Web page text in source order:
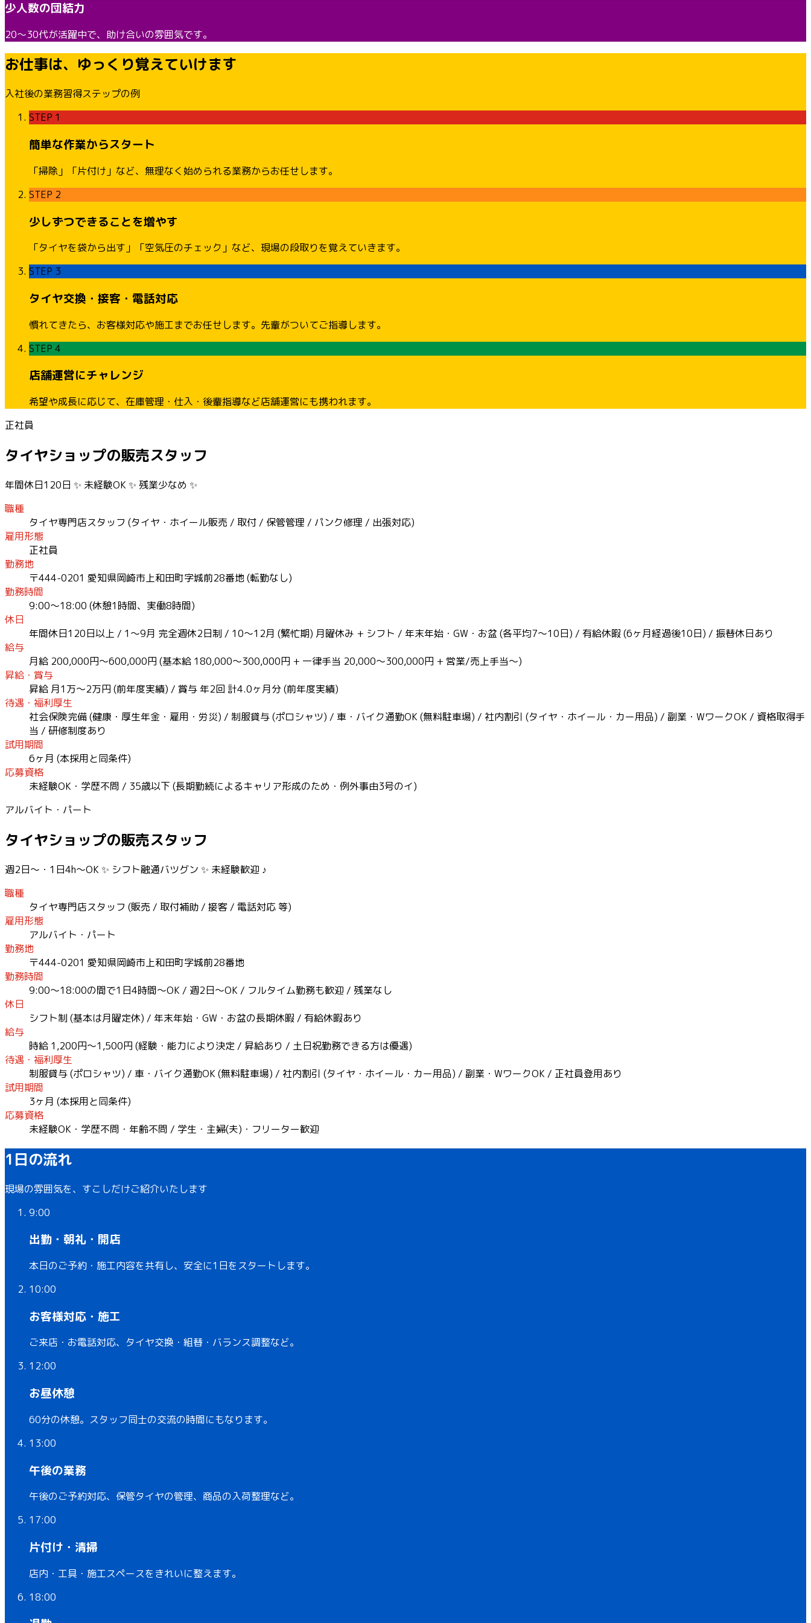
少人数の団結力
20〜30代が活躍中で、助け合いの雰囲気です。
お仕事は、ゆっくり覚えていけます
入社後の業務習得ステップの例
STEP 1
簡単な作業からスタート
「掃除」「片付け」など、無理なく始められる業務からお任せします。
STEP 2
少しずつできることを増やす
「タイヤを袋から出す」「空気圧のチェック」など、現場の段取りを覚えていきます。
STEP 3
タイヤ交換・接客・電話対応
慣れてきたら、お客様対応や施工までお任せします。先輩がついてご指導します。
STEP 4
店舗運営にチャレンジ
希望や成長に応じて、在庫管理・仕入・後輩指導など店舗運営にも携われます。
正社員
タイヤショップの販売スタッフ
年間休日120日 ✨ 未経験OK ✨ 残業少なめ ✨
職種
タイヤ専門店スタッフ (タイヤ・ホイール販売 / 取付 / 保管管理 / パンク修理 / 出張対応)
雇用形態
正社員
勤務地
〒444-0201 愛知県岡崎市上和田町字城前28番地 (転勤なし)
勤務時間
9:00〜18:00 (休憩1時間、実働8時間)
休日
年間休日120日以上 / 1〜9月 完全週休2日制 / 10〜12月 (繁忙期) 月曜休み + シフト / 年末年始・GW・お盆 (各平均7〜10日) / 有給休暇 (6ヶ月経過後10日) / 振替休日あり
給与
月給 200,000円〜600,000円 (基本給 180,000〜300,000円 + 一律手当 20,000〜300,000円 + 営業/売上手当〜)
昇給・賞与
昇給 月1万〜2万円 (前年度実績) / 賞与 年2回 計4.0ヶ月分 (前年度実績)
待遇・福利厚生
社会保険完備 (健康・厚生年金・雇用・労災) / 制服貸与 (ポロシャツ) / 車・バイク通勤OK (無料駐車場) / 社内割引 (タイヤ・ホイール・カー用品) / 副業・WワークOK / 資格取得手
当 / 研修制度あり
試用期間
6ヶ月 (本採用と同条件)
応募資格
未経験OK・学歴不問 / 35歳以下 (長期勤続によるキャリア形成のため・例外事由3号のイ)
アルバイト・パート
タイヤショップの販売スタッフ
週2日〜・1日4h〜OK ✨ シフト融通バツグン ✨ 未経験歓迎 ♪
職種
タイヤ専門店スタッフ (販売 / 取付補助 / 接客 / 電話対応 等)
雇用形態
アルバイト・パート
勤務地
〒444-0201 愛知県岡崎市上和田町字城前28番地
勤務時間
9:00〜18:00の間で1日4時間〜OK / 週2日〜OK / フルタイム勤務も歓迎 / 残業なし
休日
シフト制 (基本は月曜定休) / 年末年始・GW・お盆の長期休暇 / 有給休暇あり
給与
時給 1,200円〜1,500円 (経験・能力により決定 / 昇給あり / 土日祝勤務できる方は優遇)
待遇・福利厚生
制服貸与 (ポロシャツ) / 車・バイク通勤OK (無料駐車場) / 社内割引 (タイヤ・ホイール・カー用品) / 副業・WワークOK / 正社員登用あり
試用期間
3ヶ月 (本採用と同条件)
応募資格
未経験OK・学歴不問・年齢不問 / 学生・主婦(夫)・フリーター歓迎
1日の流れ
現場の雰囲気を、すこしだけご紹介いたします
9:00
出勤・朝礼・開店
本日のご予約・施工内容を共有し、安全に1日をスタートします。
10:00
お客様対応・施工
ご来店・お電話対応、タイヤ交換・組替・バランス調整など。
12:00
お昼休憩
60分の休憩。スタッフ同士の交流の時間にもなります。
13:00
午後の業務
午後のご予約対応、保管タイヤの管理、商品の入荷整理など。
17:00
片付け・清掃
店内・工具・施工スペースをきれいに整えます。
18:00